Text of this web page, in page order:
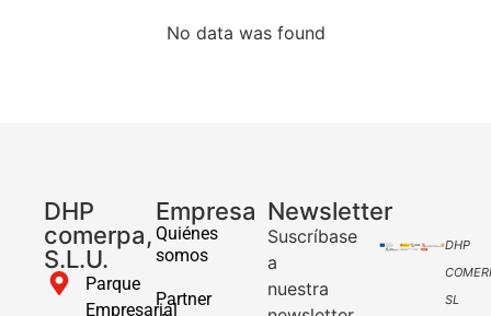
No data was found
DHP
comerpa,
S.L.U.
Parque
Empresarial
Empresa
Quiénes
somos
Partner
Newsletter
Suscríbase
a
nuestra
DHP
SL